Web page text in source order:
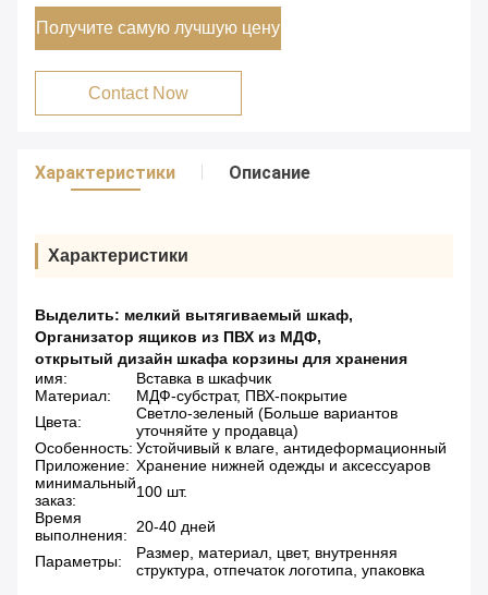
Получите самую лучшую цену
Contact Now
Характеристики Описание
Характеристики
Выделить: мелкий вытягиваемый шкаф,
Организатор ящиков из ПВХ из МДФ,
открытый дизайн шкафа корзины для хранения
имя:
Вставка в шкафчик
Материал:
МДФ-субстрат, ПВХ-покрытие
Цвета:
Светло-зеленый (Больше вариантов
уточняйте у продавца)
Особенность: Устойчивый к влаге, антидеформационный
Приложение: Хранение нижней одежды и аксессуаров
минимальный
заказ:
100 шт.
Время
выполнения: 20-40 дней
Параметры:
Размер, материал, цвет, внутренняя
структура, отпечаток логотипа, упаковка